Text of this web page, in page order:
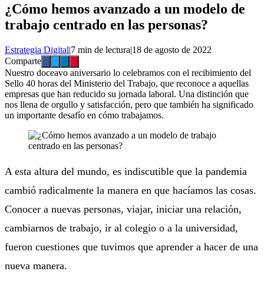
¿Cómo hemos avanzado a un modelo de
trabajo centrado en las personas?
Estrategia Digital|7 min de lectura|18 de agosto de 2022
Comparte
Nuestro doceavo aniversario lo celebramos con el recibimiento del
Sello 40 horas del Ministerio del Trabajo, que reconoce a aquellas
empresas que han reducido su jornada laboral. Una distinción que
nos llena de orgullo y satisfacción, pero que también ha significado
un importante desafío en cómo trabajamos.
A esta altura del mundo, es indiscutible que la pandemia
cambió radicalmente la manera en que hacíamos las cosas.
Conocer a nuevas personas, viajar, iniciar una relación,
cambiarnos de trabajo, ir al colegio o a la universidad,
fueron cuestiones que tuvimos que aprender a hacer de una
nueva manera.